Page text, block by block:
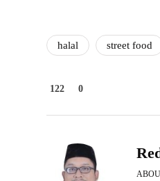
halal street food
122 0